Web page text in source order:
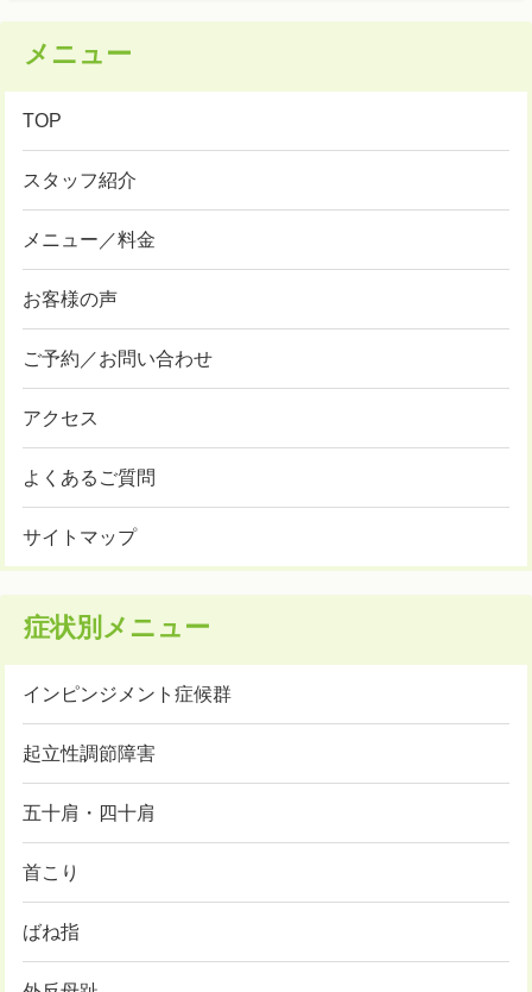
メニュー
TOP
スタッフ紹介
メニュー／料金
お客様の声
ご予約／お問い合わせ
アクセス
よくあるご質問
サイトマップ
症状別メニュー
インピンジメント症候群
起立性調節障害
五十肩・四十肩
首こり
ばね指